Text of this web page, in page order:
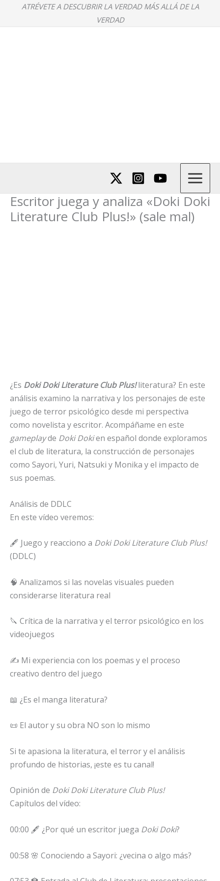
ATRÉVETE A DESCUBRIR LA VERDAD MÁS ALLÁ DE LA
VERDAD
Escritor juega y analiza «Doki Doki
Literature Club Plus!» (sale mal)
¿Es Doki Doki Literature Club Plus!literatura? En este
análisis examino la narrativa y los personajes de este
juego de terror psicológico desde mi perspectiva
como novelista y escritor. Acompáñame en este
gameplayde Doki Dokien español donde exploramos
el club de literatura, la construcción de personajes
como Sayori, Yuri, Natsuki y Monika y el impacto de
sus poemas.
Análisis de DDLC
En este vídeo veremos:
🖋️ Juego y reacciono a Doki Doki Literature Club Plus!
(DDLC)
🧠 Analizamos si las novelas visuales pueden
considerarse literatura real
🔪 Crítica de la narrativa y el terror psicológico en los
videojuegos
✍️ Mi experiencia con los poemas y el proceso
creativo dentro del juego
📖 ¿Es el manga literatura?
📜 El autor y su obra NO son lo mismo
Si te apasiona la literatura, el terror y el análisis
profundo de historias, ¡este es tu canal!
Opinión de Doki Doki Literature Club Plus!
Capítulos del vídeo:
00:00 🖋️ ¿Por qué un escritor juega Doki Doki?
00:58 🌸 Conociendo a Sayori: ¿vecina o algo más?